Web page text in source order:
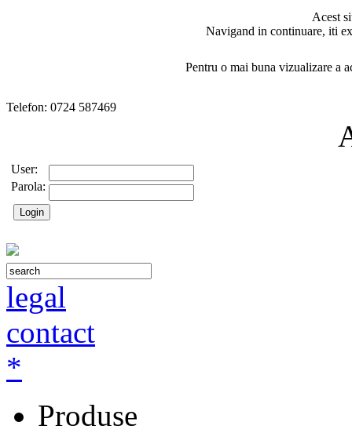
Acest
Navigand in continuare, iti
Pentru o mai buna vizualizare a
Telefon: 0724 587469
User:
Parola:
legal
contact
*
Produse